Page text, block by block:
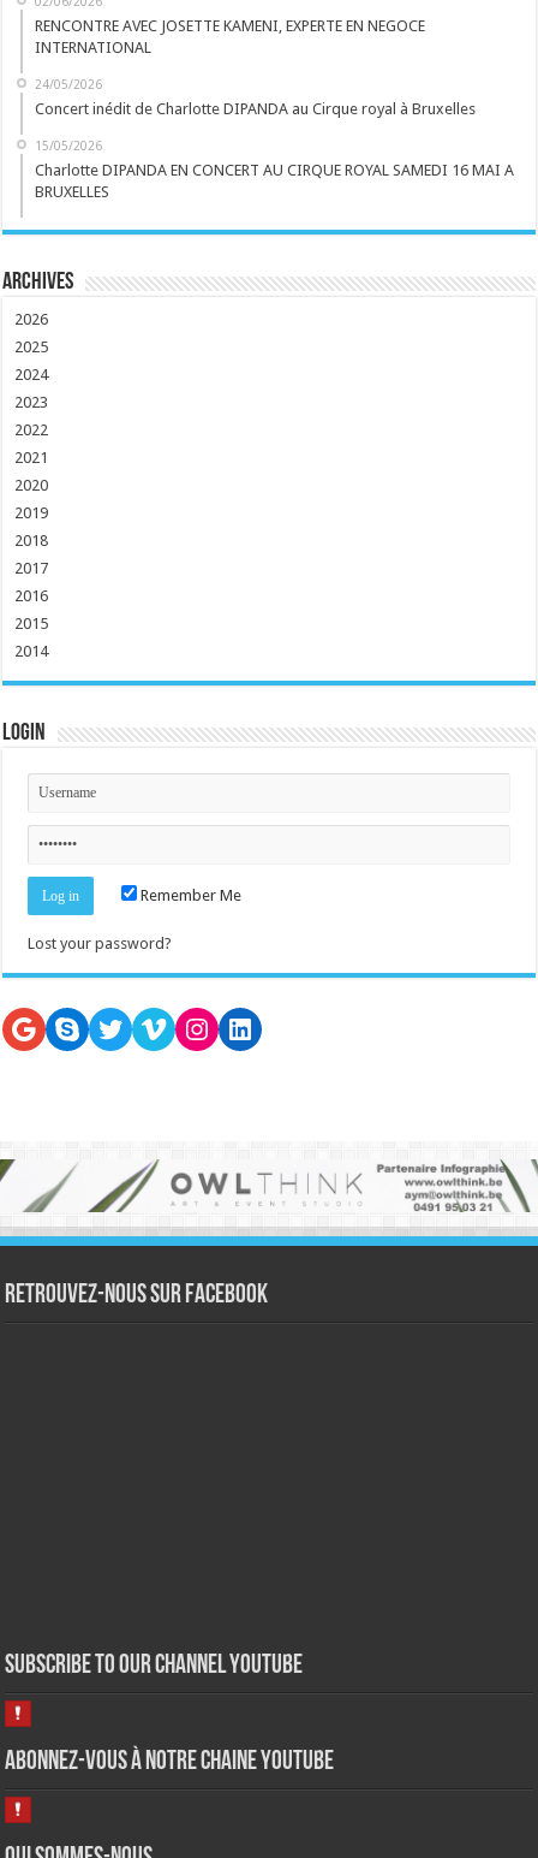
RENCONTRE AVEC JOSETTE KAMENI, EXPERTE EN NEGOCE
INTERNATIONAL
24/05/2026
Concert inédit de Charlotte DIPANDA au Cirque royal à Bruxelles
15/05/2026
Charlotte DIPANDA EN CONCERT AU CIRQUE ROYAL SAMEDI 16 MAI A
BRUXELLES
Archives
2026
2025
2024
2023
2022
2021
2020
2019
2018
2017
2016
2015
2014
Login
Remember Me
Lost your password?
Google
SkypeTwitter
VimeoInstagram
LinkedIn
Retrouvez-nous sur Facebook
Subscribe to our Channel Youtube
Abonnez-vous à notre chaine Youtube